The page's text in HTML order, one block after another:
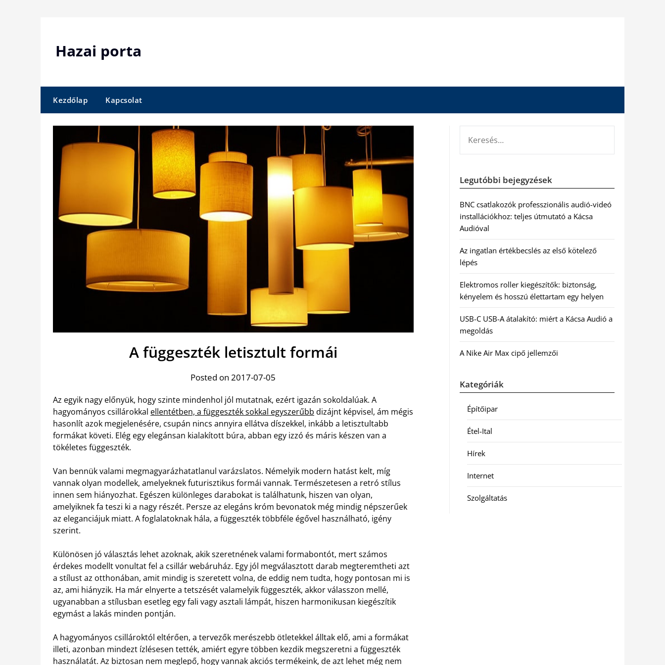
Hazai porta
Kezdőlap Kapcsolat
A függeszték letisztult formái
Posted on 2017-07-05
Az egyik nagy előnyük, hogy szinte mindenhol jól mutatnak, ezért igazán sokoldalúak. A
hagyományos csillárokkal ellentétben, a függeszték sokkal egyszerűbb dizájnt képvisel, ám mégis
hasonlít azok megjelenésére, csupán nincs annyira ellátva díszekkel, inkább a letisztultabb
formákat követi. Elég egy elegánsan kialakított búra, abban egy izzó és máris készen van a
tökéletes függeszték.
Van bennük valami megmagyarázhatatlanul varázslatos. Némelyik modern hatást kelt, míg
vannak olyan modellek, amelyeknek futurisztikus formái vannak. Természetesen a retró stílus
innen sem hiányozhat. Egészen különleges darabokat is találhatunk, hiszen van olyan,
amelyiknek fa teszi ki a nagy részét. Persze az elegáns króm bevonatok még mindig népszerűek
az eleganciájuk miatt. A foglalatoknak hála, a függeszték többféle égővel használható, igény
szerint.
Különösen jó választás lehet azoknak, akik szeretnének valami formabontót, mert számos
érdekes modellt vonultat fel a csillár webáruház. Egy jól megválasztott darab megteremtheti azt
a stílust az otthonában, amit mindig is szeretett volna, de eddig nem tudta, hogy pontosan mi is
az, ami hiányzik. Ha már elnyerte a tetszését valamelyik függeszték, akkor válasszon mellé,
ugyanabban a stílusban esetleg egy fali vagy asztali lámpát, hiszen harmonikusan kiegészítik
egymást a lakás minden pontján.
A hagyományos csillároktól eltérően, a tervezők merészebb ötletekkel álltak elő, ami a formákat
illeti, azonban mindezt ízlésesen tették, amiért egyre többen kezdik megszeretni a függeszték
használatát. Az biztosan nem meglepő, hogy vannak akciós termékeink, de azt lehet még nem
Legutóbbi bejegyzések
BNC csatlakozók professzionális audió-videó
installációkhoz: teljes útmutató a Kácsa
Audióval
Az ingatlan értékbecslés az első kötelező
lépés
Elektromos roller kiegészítők: biztonság,
kényelem és hosszú élettartam egy helyen
USB-C USB-A átalakító: miért a Kácsa Audió a
megoldás
A Nike Air Max cipő jellemzői
Kategóriák
Építőipar
Étel-Ital
Hírek
Internet
Szolgáltatás